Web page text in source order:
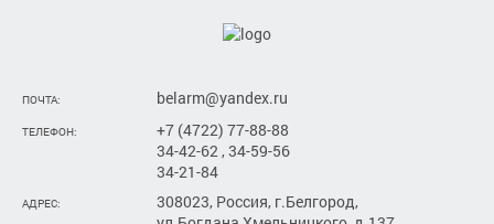
ПОЧТА: belarm@yandex.ru
ТЕЛЕФОН:
+7 (4722) 77-88-88
34-42-62 , 34-59-56
34-21-84
АДРЕС:
308023, Россия, г.Белгород,